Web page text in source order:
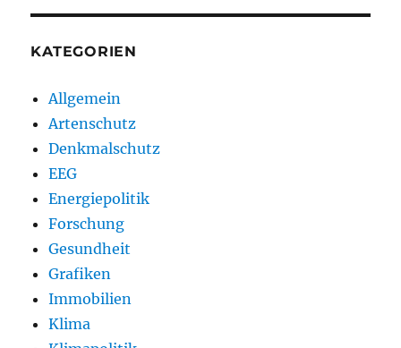
KATEGORIEN
Allgemein
Artenschutz
Denkmalschutz
EEG
Energiepolitik
Forschung
Gesundheit
Grafiken
Immobilien
Klima